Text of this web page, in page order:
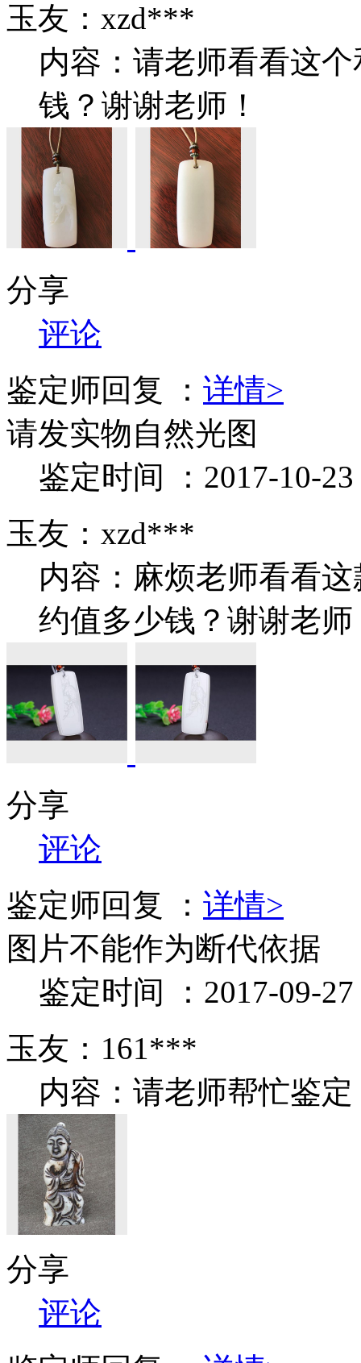
玉友：xzd***
内容：请老师看看这
钱？谢谢老师！
分享
评论
鉴定师回复 ： 详情>
请发实物自然光图
鉴定时间 ：2017-10-23
玉友：xzd***
内容：麻烦老师看看
约值多少钱？谢谢老师
分享
评论
鉴定师回复 ： 详情>
图片不能作为断代依据
鉴定时间 ：2017-09-27
玉友：161***
内容：请老师帮忙鉴
分享
评论